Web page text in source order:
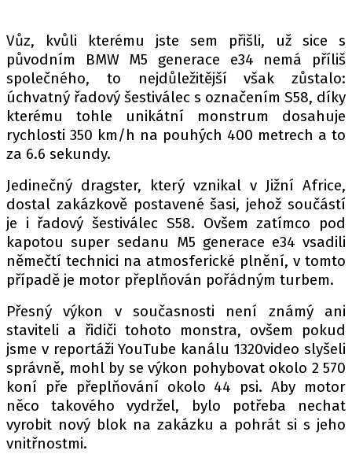
SLEDUJTE NÁS NA|
Máte příběh, fotku nebo video?
Pošlete e-mail na autoroad.cz
ETICKÝ KODEX
KONTAKT
VYDAVATEL
INZERCE
OSOBNÍ ÚDAJE / COOKIES
Provozovatelem serveru autoroad.cz je
INCORP MEDIA GROUP s.r.o., IČ: 118 23 054
Vůz, kvůli kterému jste sem přišli, už sice s
původním BMW M5 generace e34 nemá příliš
společného, to nejdůležitější však zůstalo:
úchvatný řadový šestiválec s označením S58, díky
kterému tohle unikátní monstrum dosahuje
rychlosti 350 km/h na pouhých 400 metrech a to
za 6.6 sekundy.
Jedinečný dragster, který vznikal v Jižní Africe,
dostal zakázkově postavené šasi, jehož součástí
je i řadový šestiválec S58. Ovšem zatímco pod
kapotou super sedanu M5 generace e34 vsadili
němečtí technici na atmosferické plnění, v tomto
případě je motor přeplňován pořádným turbem.
Přesný výkon v současnosti není známý ani
staviteli a řidiči tohoto monstra, ovšem pokud
jsme v reportáži YouTube kanálu 1320video slyšeli
správně, mohl by se výkon pohybovat okolo 2 570
koní pře přeplňování okolo 44 psi. Aby motor
něco takového vydržel, bylo potřeba nechat
vyrobit nový blok na zakázku a pohrát si s jeho
vnitřnostmi.